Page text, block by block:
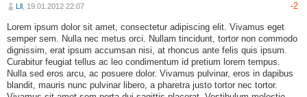
Lll , 19.01.2012 22:07 -2
Lorem ipsum dolor sit amet, consectetur adipiscing elit. Vivamus eget
semper sem. Nulla nec metus orci. Nullam tincidunt, tortor non commodo
dignissim, erat ipsum accumsan nisi, at rhoncus ante felis quis ipsum.
Curabitur feugiat tellus ac leo condimentum id pretium lorem tempus.
Nulla sed eros arcu, ac posuere dolor. Vivamus pulvinar, eros in dapibus
blandit, mauris nunc pulvinar libero, a pharetra justo tortor nec tortor.